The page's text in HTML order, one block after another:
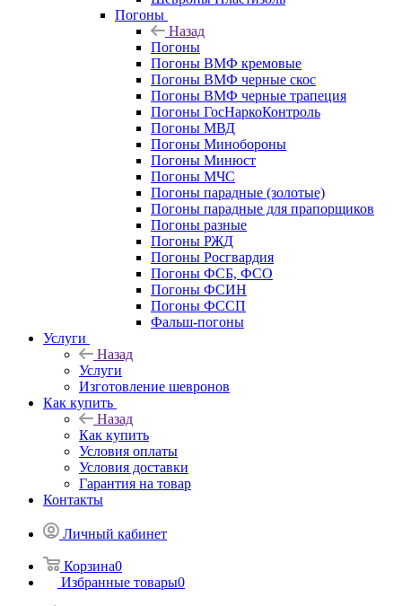
Погоны
Назад
Погоны
Погоны ВМФ кремовые
Погоны ВМФ черные скос
Погоны ВМФ черные трапеция
Погоны ГосНаркоКонтроль
Погоны МВД
Погоны Минобороны
Погоны Минюст
Погоны МЧС
Погоны парадные (золотые)
Погоны парадные для прапорщиков
Погоны разные
Погоны РЖД
Погоны Росгвардия
Погоны ФСБ, ФСО
Погоны ФСИН
Погоны ФССП
Фальш-погоны
Услуги
Назад
Услуги
Изготовление шевронов
Как купить
Назад
Как купить
Условия оплаты
Условия доставки
Гарантия на товар
Контакты
Личный кабинет
Корзина0
Избранные товары0